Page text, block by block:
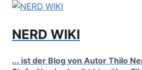
Zum
springen
NERD WIKI
... ist der Blog von Autor Thilo